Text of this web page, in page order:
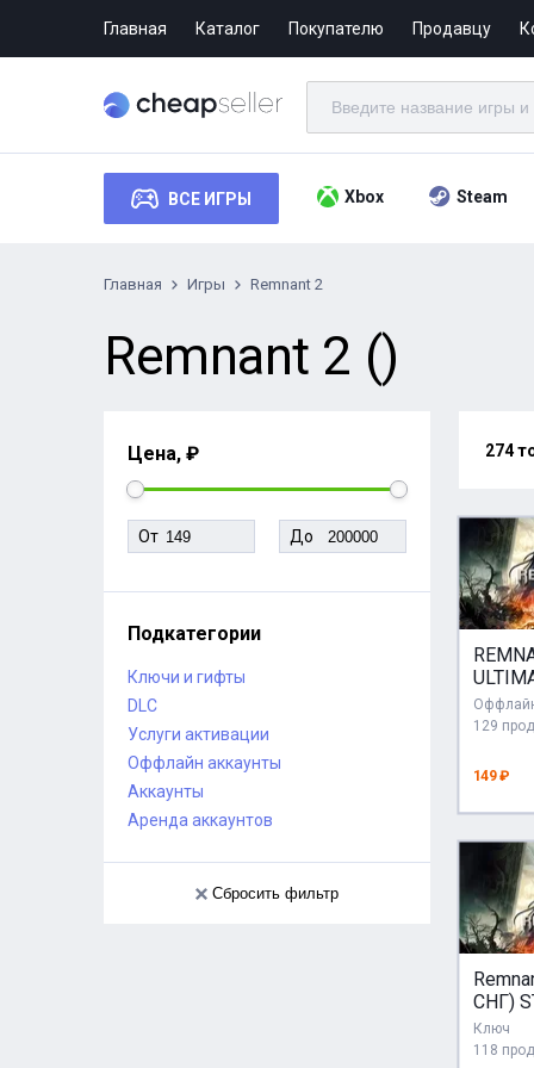
Главная Каталог Покупателю Продавцу
ВСЕ ИГРЫ Xbox Steam
Главная Игры Remnant 2
Remnant 2 ()
Цена, ₽
От До
Подкатегории
Ключи и гифты
DLC
Услуги активации
Оффлайн аккаунты
Аккаунты
Аренда аккаунтов
Сбросить фильтр
274
129
149 ₽
СНГ)
КЛЮЧ
Ключ
118